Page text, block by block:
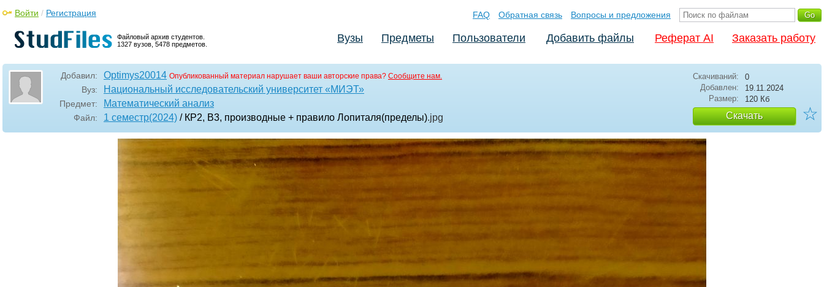
Файловый архив студентов.
1327 вузов, 5478 предметов.
Войти / Регистрация FAQ Обратная связь Вопросы и предложения
Вузы Предметы Пользователи Добавить файлы Реферат AI Заказать работу
Добавил: Optimys20014 Опубликованный материал нарушает ваши авторские права? Сообщите нам.
Вуз: Национальный исследовательский университет «МИЭТ»
Предмет: Математический анализ
Файл: 1 семестр(2024) / КР2, В3, производные + правило Лопиталя(пределы).jpg
Скачиваний:
0
Добавлен:
19.11.2024
Размер:
120 Кб
Скачать ☆